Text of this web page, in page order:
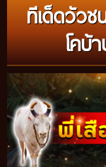
ทีเด็ดวัว
โคบ้